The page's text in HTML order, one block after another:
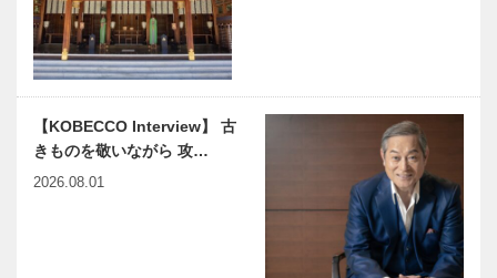
２０２４ Ｈ
ＹＯＧＯ産を
ＣＴ｜今年も
大丸神戸店で
自動車整備専
門学校
（Mazda
Autom…
全国の同世代
の仲間ができ
る環境で、
様々な価値観
に触れ、切磋
【KOBECCO Interview】 古
きものを敬いながら 攻…
2026.08.01